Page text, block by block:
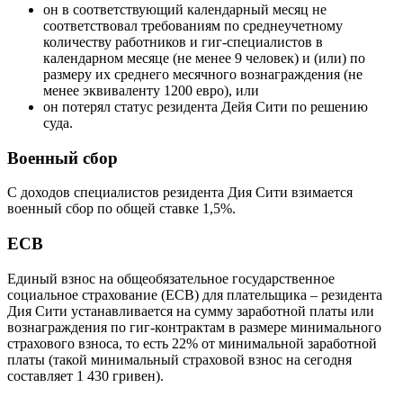
он в соответствующий календарный месяц не
соответствовал требованиям по среднеучетному
количеству работников и гиг-специалистов в
календарном месяце (не менее 9 человек) и (или) по
размеру их среднего месячного вознаграждения (не
менее эквиваленту 1200 евро), или
он потерял статус резидента Дейя Сити по решению
суда.
Военный сбор
С доходов специалистов резидента Дия Сити взимается
военный сбор по общей ставке 1,5%.
ЕСВ
Единый взнос на общеобязательное государственное
социальное страхование (ЕСВ) для плательщика – резидента
Дия Сити устанавливается на сумму заработной платы или
вознаграждения по гиг-контрактам в размере минимального
страхового взноса, то есть 22% от минимальной заработной
платы (такой минимальный страховой взнос на сегодня
составляет 1 430 гривен).